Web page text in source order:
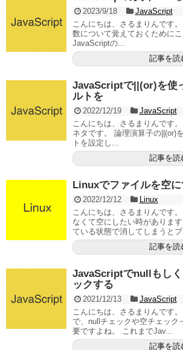
2023/9/18
JavaScript
こんにちは、さるまりんです
数について覚えておくためにこ
JavaScriptの...
記事を読
JavaScriptで||(or)を使
ルトを
2022/12/19
JavaScript
こんにちは、さるまりんです
ネタです。 論理演算子の||(or)
トを設定し...
記事を読
Linuxでファイルを空
2022/12/12
Linux
こんにちは、さるまりんです
なくて空にしたい時がありま
ている状態で消してしまうとプ
記事を読
JavaScriptでnullもし
ックする
2021/12/13
JavaScript
こんにちは、さるまりんです
で、nullチェックや空チェック
要ですよね。 これまでJav...
記事を読